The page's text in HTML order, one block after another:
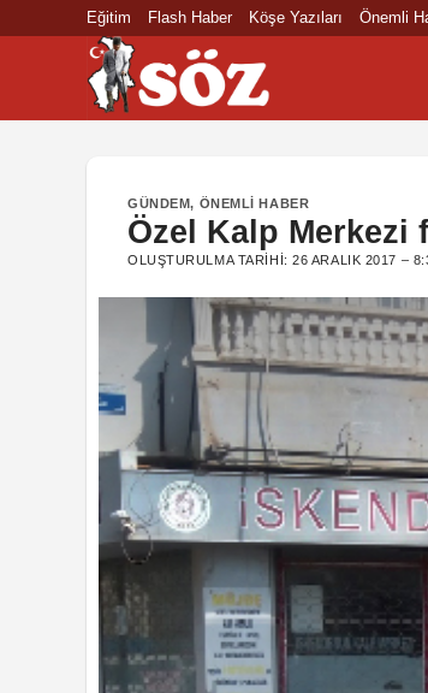
Eğitim Flash Haber Köşe Yazıları Önemli
GÜNDEM, ÖNEMLI HABER
Özel Kalp Merkezi
OLUŞTURULMA TARIHI:26 ARALIK 2017 –